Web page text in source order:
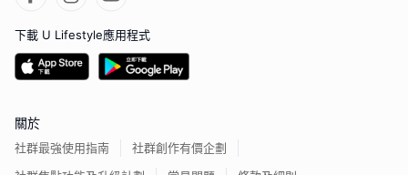
下載 U Lifestyle應用程式
關於
社群最強使用指南
社群創作有價企劃